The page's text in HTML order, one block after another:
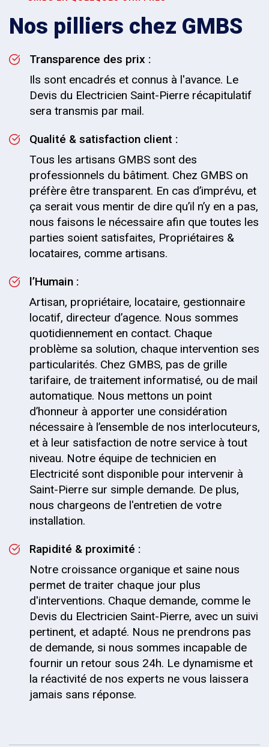
Nos pilliers chez GMBS
Transparence des prix :
Ils sont encadrés et connus à l'avance. Le
Devis du Electricien Saint-Pierre récapitulatif
sera transmis par mail.
Qualité & satisfaction client :
Tous les artisans GMBS sont des
professionnels du bâtiment. Chez GMBS on
préfère être transparent. En cas d’imprévu, et
ça serait vous mentir de dire qu’il n’y en a pas,
nous faisons le nécessaire afin que toutes les
parties soient satisfaites, Propriétaires &
locataires, comme artisans.
l’Humain :
Artisan, propriétaire, locataire, gestionnaire
locatif, directeur d’agence. Nous sommes
quotidiennement en contact. Chaque
problème sa solution, chaque intervention ses
particularités. Chez GMBS, pas de grille
tarifaire, de traitement informatisé, ou de mail
automatique. Nous mettons un point
d’honneur à apporter une considération
nécessaire à l’ensemble de nos interlocuteurs,
et à leur satisfaction de notre service à tout
niveau. Notre équipe de technicien en
Electricité sont disponible pour intervenir à
Saint-Pierre sur simple demande. De plus,
nous chargeons de l'entretien de votre
installation.
Rapidité & proximité :
Notre croissance organique et saine nous
permet de traiter chaque jour plus
d'interventions. Chaque demande, comme le
Devis du Electricien Saint-Pierre, avec un suivi
pertinent, et adapté. Nous ne prendrons pas
de demande, si nous sommes incapable de
fournir un retour sous 24h. Le dynamisme et
la réactivité de nos experts ne vous laissera
jamais sans réponse.